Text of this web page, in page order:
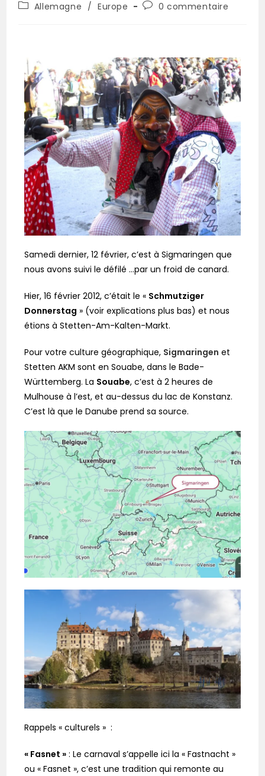
Allemagne / Europe 0 commentaire
Samedi dernier, 12 février, c’est à Sigmaringen que
nous avons suivi le défilé …par un froid de canard.
Hier, 16 février 2012, c’était le « Schmutziger
Donnerstag » (voir explications plus bas) et nous
étions à Stetten-Am-Kalten-Markt.
Pour votre culture géographique, Sigmaringen et
Stetten AKM sont en Souabe, dans le Bade-
Württemberg. La Souabe, c’est à 2 heures de
Mulhouse à l’est, et au-dessus du lac de Konstanz.
C’est là que le Danube prend sa source.
Rappels « culturels » :
« Fasnet » : Le carnaval s’appelle ici la « Fastnacht »
ou « Fasnet », c’est une tradition qui remonte au